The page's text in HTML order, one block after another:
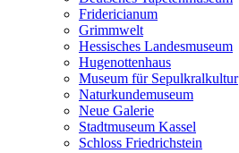
Fridericianum
Grimmwelt
Hessisches Landesmuseum
Hugenottenhaus
Museum für Sepulkralkultur
Naturkundemuseum
Neue Galerie
Stadtmuseum Kassel
Schloss Friedrichstein